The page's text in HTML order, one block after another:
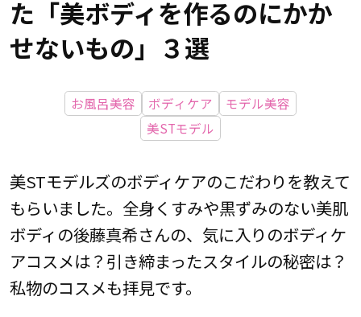
た「美ボディを作るのにかか
せないもの」３選
お風呂美容 ボディケア
モデル美容
美STモデル
美STモデルズのボディケアのこだわりを教えて
もらいました。全身くすみや黒ずみのない美肌
ボディの後藤真希さんの、気に入りのボディケ
アコスメは？引き締まったスタイルの秘密は？
私物のコスメも拝見です。